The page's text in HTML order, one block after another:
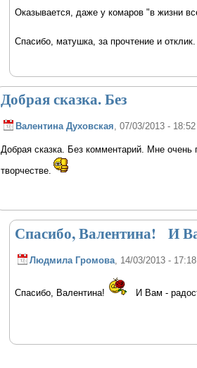
Оказывается, даже у комаров "в жизни
Спасибо, матушка, за прочтение и отклик.
Добрая сказка. Без
Валентина Духовская , 07/03/2013 - 18:52
Добрая сказка. Без комментарий. Мне
творчестве.
Спасибо, Валентина! И
Людмила Громова, 14/03/2013 - 17:18
Спасибо, Валентина!
И Вам -